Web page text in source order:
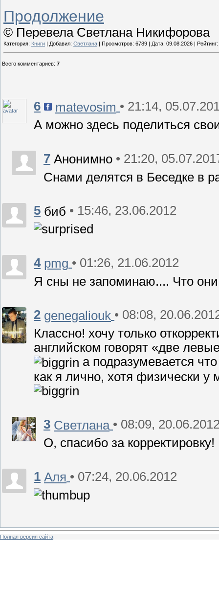
Продолжение
© Перевела Светлана Никифорова
Категория: Книги | Добавил: Светлана | Просмотров: 6789 | Дата: 09.08.2026 |
Всего комментариев: 7
6 matevosim • 21:14,
А можно здесь поделиться
7 Анонимно • 21:20,
Снами делятся в Беседке в
5 биб • 15:46, 23.06.2012
4 pmg • 01:26, 21.06.2012
Я сны не запоминаю.... Что они
2 genegaliouk • 08:08,
Классно! хочу только
английском говорят «две
а подразумевается
как я лично, хотя физически
3 Светлана • 08:09,
О, спасибо за корректировку!
1 Аля • 07:24, 20.06.2012
Полная версия сайта